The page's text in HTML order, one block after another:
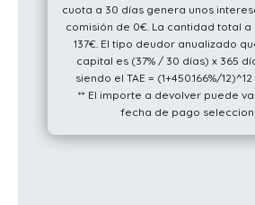
cuota a 30 días genera unos
comisión de 0€. La cantidad total a
137€. El tipo deudor anualizado
capital es (37% / 30 días) x 365
siendo el TAE = (1+450.166%/12)^12
** El importe a devolver puede
fecha de pago